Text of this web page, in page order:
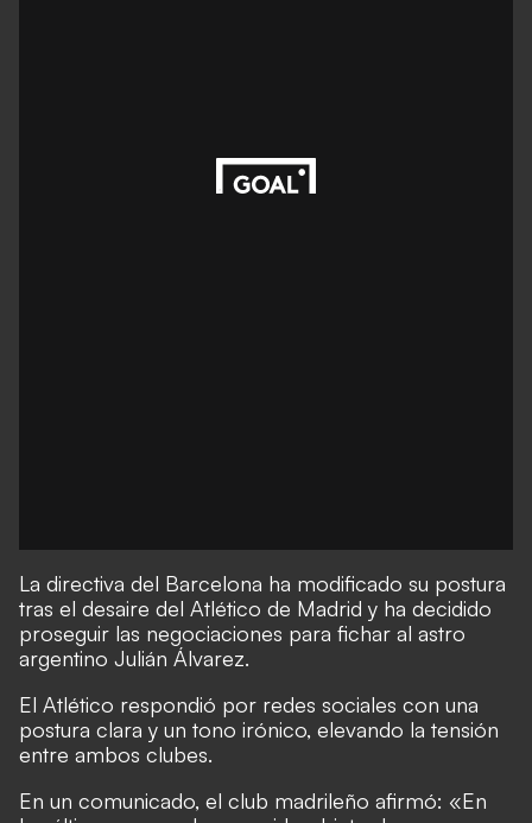
La directiva del Barcelona ha modificado su postura
tras el desaire del Atlético de Madrid y ha decidido
proseguir las negociaciones para fichar al astro
argentino Julián Álvarez.
El Atlético respondió por redes sociales con una
postura clara y un tono irónico, elevando la tensión
entre ambos clubes.
En un comunicado, el club madrileño afirmó: «En